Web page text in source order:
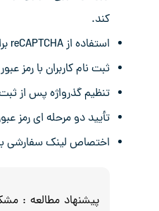
کند.
استفاده از reCAPTCHA برای عضویت
ثبت ‌نام کاربران با رمز
تنظیم گذرواژه پس از
تأیید دو مرحله‌ ای رمز
اختصاص لینک سفارشی به
پیشنهاد مطالعه :